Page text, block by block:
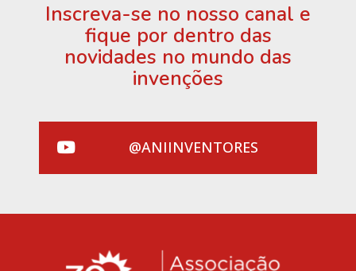
Inscreva-se no nosso canal e
fique por dentro das
novidades no mundo das
invenções
@ANIINVENTORES